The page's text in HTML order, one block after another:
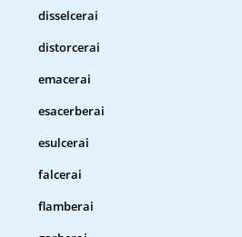
disselcerai
distorcerai
emacerai
esacerberai
esulcerai
falcerai
flamberai